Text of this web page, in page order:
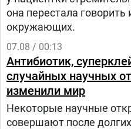
она перестала говорить
окружающих.
07.08 / 00:13
Антибиотик,
случайных научных
изменили мир
Некоторые научные
совершают после